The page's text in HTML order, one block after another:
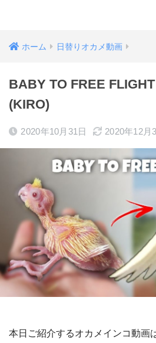
ホーム 日替りオカメ動画
BABY TO FREE
(KIRO)
2020年10月31日 2020年12月
本日ご紹介するオカメインコ動画